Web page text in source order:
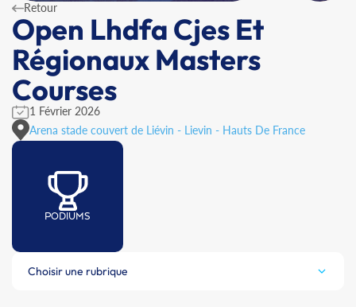
Retour
Open Lhdfa Cjes Et
Régionaux Masters
Courses
1 Février 2026
Arena stade couvert de Liévin - Lievin - Hauts De France
PODIUMS
Choisir une rubrique